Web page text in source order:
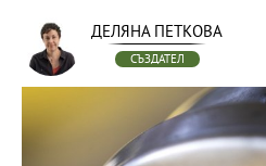
ДЕЛЯНА ПЕТКОВА
СЪЗДАТЕЛ